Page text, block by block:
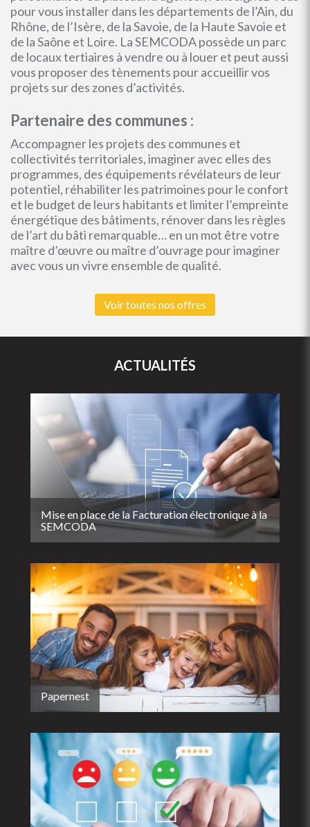
pour vous installer dans les départements de l’Ain, du
Rhône, de l’Isère, de la Savoie, de la Haute Savoie et
de la Saône et Loire. La SEMCODA possède un parc
de locaux tertiaires à vendre ou à louer et peut aussi
vous proposer des tènements pour accueillir vos
projets sur des zones d’activités.
Partenaire des communes :
Accompagner les projets des communes et
collectivités territoriales, imaginer avec elles des
programmes, des équipements révélateurs de leur
potentiel, réhabiliter les patrimoines pour le confort
et le budget de leurs habitants et limiter l’empreinte
énergétique des bâtiments, rénover dans les règles
de l’art du bâti remarquable… en un mot être votre
maître d’œuvre ou maître d’ouvrage pour imaginer
avec vous un vivre ensemble de qualité.
Voir toutes nos offres
ACTUALITÉS
Mise en place de la Facturation électronique à la
SEMCODA
Papernest